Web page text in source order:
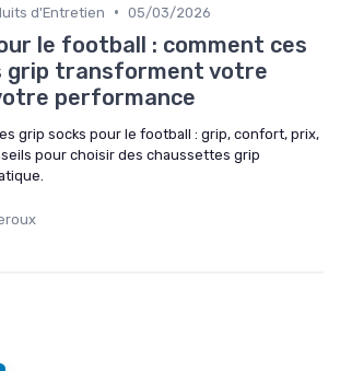
d'Entretien • 05/03/2026
le football : comment ces
grip transforment votre
performance
grip socks pour le football : grip, confort, prix,
pour choisir des chaussettes grip